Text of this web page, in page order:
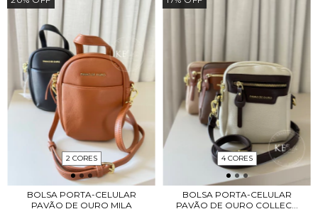
2 CORES
BOLSA PORTA-CELULAR
PAVÃO DE OURO MILA
4 CORES
BOLSA PORTA-CELULAR
PAVÃO DE OURO COLLEC...